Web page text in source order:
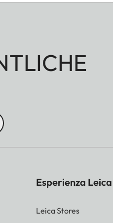
Esperienza Leica
Leica Stores